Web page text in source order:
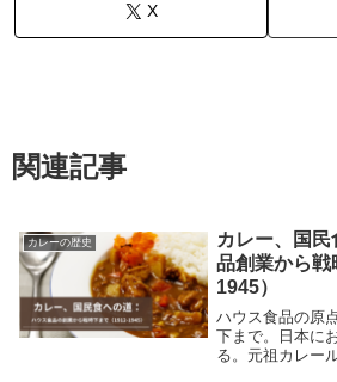
X
関連記事
カレーの歴史
カレー、国
品創業から戦
1945）
ハウス食品の原
下まで。日本に
る。元祖カレー